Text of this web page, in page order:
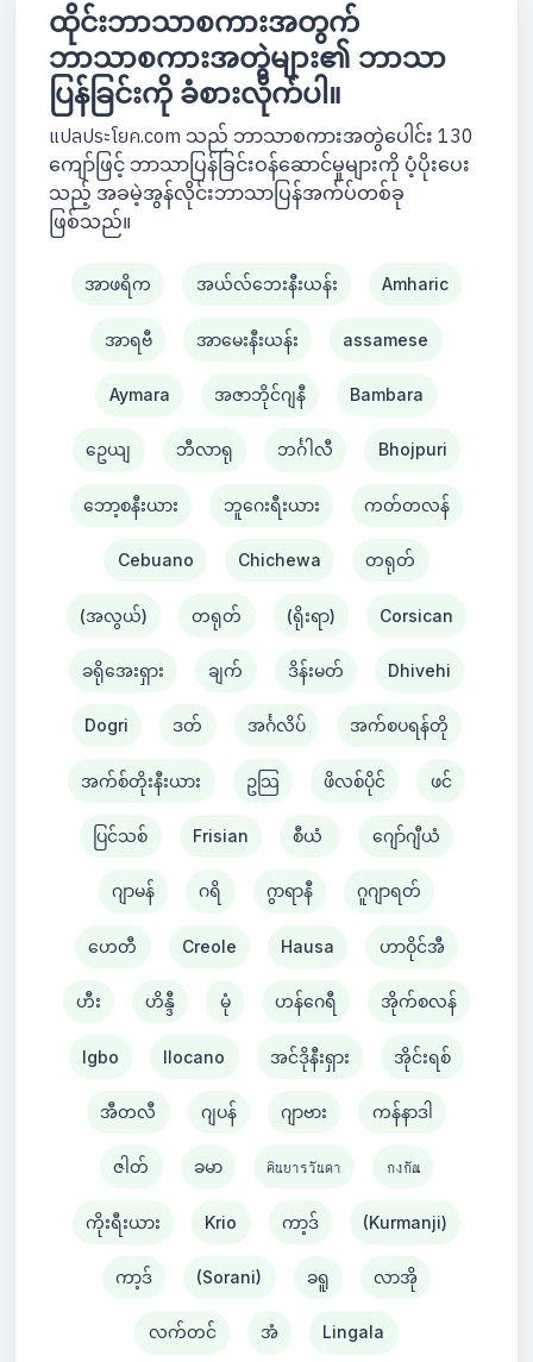
ထိုင်းဘာသာစကားအတွက်
ဘာသာစကားအတွဲများ၏ ဘာသာ
ပြန်ခြင်းကို ခံစားလိုက်ပါ။
แปลประโยค.com သည် ဘာသာစကားအတွဲပေါင်း 130
ကျော်ဖြင့် ဘာသာပြန်ခြင်းဝန်ဆောင်မှုများကို ပံ့ပိုးပေး
သည့် အခမဲ့အွန်လိုင်းဘာသာပြန်အက်ပ်တစ်ခု
ဖြစ်သည်။
အာဖရိက အယ်လ်ဘေးနီးယန်း Amharic
အာရဗီ အာမေးနီးယန်း assamese
Aymara အဇာဘိုင်ဂျနီ Bambara
ဥေယျ ဘီလာရု ဘင်္ဂါလီ Bhojpuri
ဘော့စနီးယား ဘူဂေးရီးယား ကတ်တလန်
Cebuano Chichewa တရုတ်
(အလွယ်) တရုတ် (ရိုးရာ) Corsican
ခရိုအေးရှား ချက် ဒိန်းမတ် Dhivehi
Dogri ဒတ် အင်္ဂလိပ် အက်စပရန်တို
အက်စ်တိုးနီးယား ဥသြ ဖိလစ်ပိုင် ဖင်
ပြင်သစ် Frisian စီယံ ​​ ဂျော်ဂျီယံ
ဂျာမန် ဂရိ ဂွာရာနီ ဂူဂျာရတ်
ဟေတီ Creole Hausa ဟာဝိုင်အီ
ဟီး ဟိန္ဒီ မုံ ဟန်ဂေရီ အိုက်စလန်
Igbo Ilocano အင်ဒိုနီးရှား အိုင်းရစ်
အီတလီ ဂျပန် ဂျာဗား ကန်နာဒါ
ဇါတ် ခမာ คินยารวันดา กงกัณ
ကိုးရီးယား Krio ကာ့ဒ် (Kurmanji)
ကာ့ဒ် (Sorani) ခရူ လာအို
လက်တင် အံ Lingala